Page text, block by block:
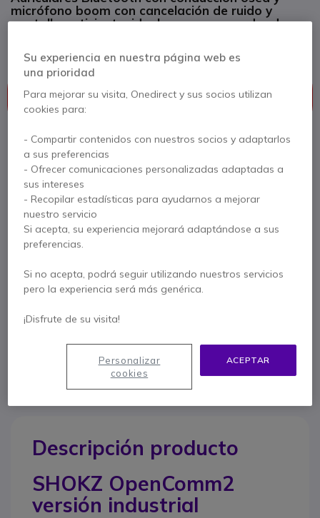
micrófono boom con cancelación de ruido y
pantalla antiviento, ideales para no perder de
Este producto está discontinuado
Este producto está reemplazado porShokz
OpenComm2 2025 Versión Industrial Bluetooth
Shokz OpenComm2 2025 Versión
Industrial Bluetooth
199,95 €
174,95 € s/Iva
Descripción producto
SHOKZ OpenComm2
versión industrial
Su experiencia en nuestra página web es
una prioridad
Para mejorar su visita, Onedirect y sus socios utilizan
cookies para:
- Compartir contenidos con nuestros socios y adaptarlos
a sus preferencias
- Ofrecer comunicaciones personalizadas adaptadas a
sus intereses
- Recopilar estadísticas para ayudarnos a mejorar
nuestro servicio
Si acepta, su experiencia mejorará adaptándose a sus
preferencias.
Si no acepta, podrá seguir utilizando nuestros servicios
pero la experiencia será más genérica.
¡Disfrute de su visita!
ACEPTAR
Personalizar
cookies